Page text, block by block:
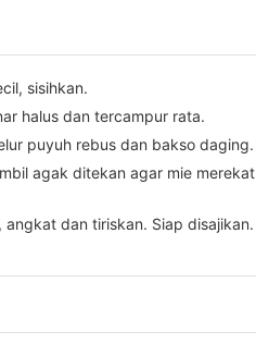
sisihkan.
halus dan tercampur rata.
puyuh rebus dan bakso daging.
agak ditekan agar mie merekat
dan tiriskan. Siap disajikan.